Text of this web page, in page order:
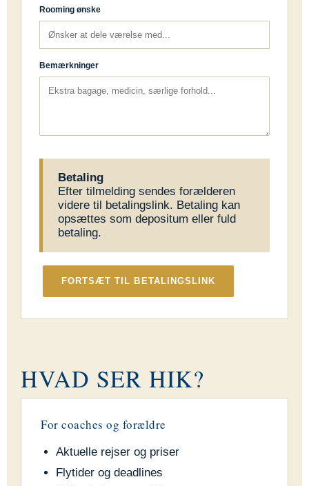
Rooming ønske
Bemærkninger
Betaling
Efter tilmelding sendes forælderen
videre til betalingslink. Betaling kan
opsættes som depositum eller fuld
betaling.
FORTSÆT TIL BETALINGSLINK
HVAD SER HIK?
For coaches og forældre
Aktuelle rejser og priser
Flytider og deadlines